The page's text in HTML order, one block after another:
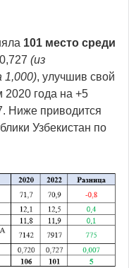
101 место среди
(из
1,000), улучшив свой
2020 года на +5
Ниже приводится
Узбекистан по